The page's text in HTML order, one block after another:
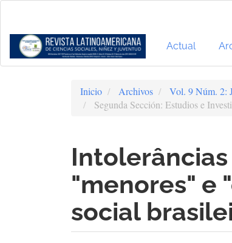
Contenido
principal
Barra
Actual
Inicio Archivos
Vol. 9 Núm. 2:
Segunda Sección: Estudios e
"menores" e
social